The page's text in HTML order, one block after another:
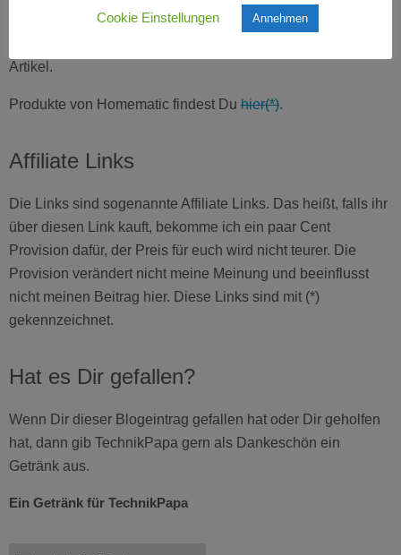
Osram Lightify und Phillips Hue entsteht so ein sehr rundes
Artikel.
Produkte von Homematic findest Du hier(*).
Affiliate Links
Die Links sind sogenannte Affiliate Links. Das heißt, falls ihr
über diesen Link kauft, bekomme ich ein paar Cent
Provision dafür, der Preis für euch wird nicht teurer. Die
Provision verändert nicht meine Meinung und beeinflusst
nicht meinen Beitrag hier. Diese Links sind mit (*)
gekennzeichnet.
Hat es Dir gefallen?
Wenn Dir dieser Blogeintrag gefallen hat oder Dir geholfen
hat, dann gib TechnikPapa gern als Dankeschön ein
Getränk aus.
Ein Getränk für TechnikPapa
Cookie Einstellungen Annehmen